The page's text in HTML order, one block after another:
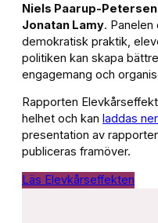
Niels Paarup-Petersen
Jonatan Lamy.
demokratisk praktik,
politiken kan skapa
engagemang och
Rapporten
helhet och kan laddas
presentation av
publiceras framöver.
Läs Elevkårseffekten